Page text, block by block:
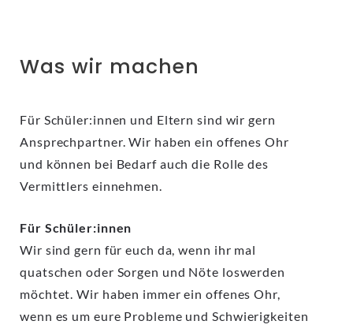
Was wir machen
Für Schüler:innen und Eltern sind wir gern
Ansprechpartner. Wir haben ein offenes Ohr
und können bei Bedarf auch die Rolle des
Vermittlers einnehmen.
Für Schüler:innen
Wir sind gern für euch da, wenn ihr mal
quatschen oder Sorgen und Nöte loswerden
möchtet. Wir haben immer ein offenes Ohr,
wenn es um eure Probleme und Schwierigkeiten